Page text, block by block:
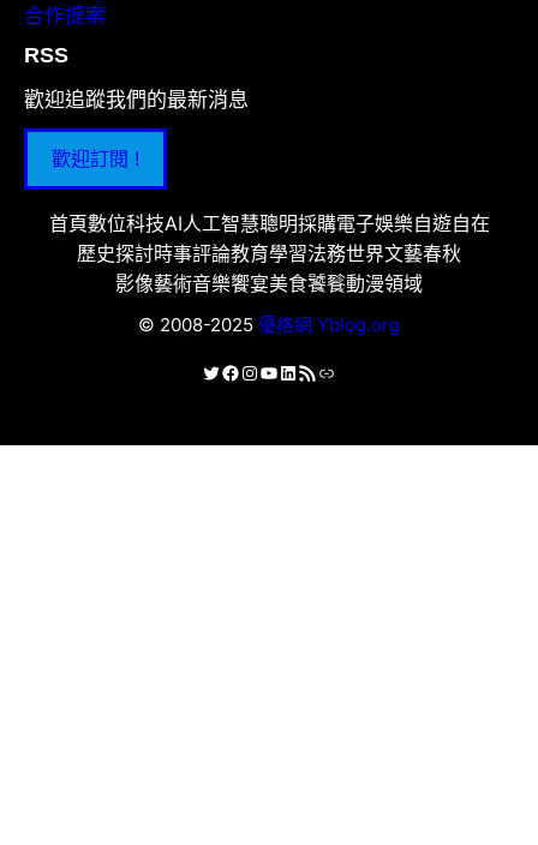
合作提案
RSS
歡迎追蹤我們的最新消息
歡迎訂閱 !
首頁數位科技AI人工智慧聰明採購電子娛樂自遊自在
歷史探討時事評論教育學習法務世界文藝春秋
影像藝術音樂饗宴美食饕餮動漫領域
© 2008-2025 優格網 Yblog.org
X Facebook
Instagram
YouTube
LinkedIn
RSS 資訊提供連結